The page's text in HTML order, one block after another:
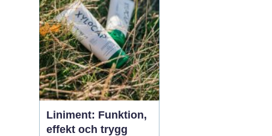
hypnos kan människor
förändra reaktioner,
känslor och beteenden
som läng...
Liniment: Funktion,
effekt och trygg